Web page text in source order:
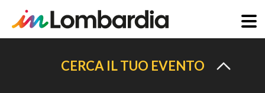
CERCA IL TUO EVENTO